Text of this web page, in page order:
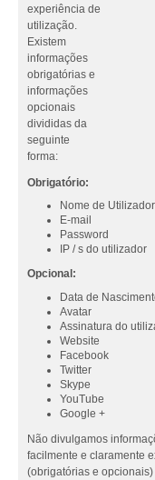
experiência de
utilização.
Existem
informações
obrigatórias e
informações
opcionais
divididas da
seguinte
forma:
Obrigatório:
Nome de Utilizador
E-mail
Password
IP / s do utilizador
Opcional:
Data de
Avatar
Assinatura do
Website
Facebook
Twitter
Skype
YouTube
Google +
Não divulgamos
facilmente e claramente
(obrigatórias e